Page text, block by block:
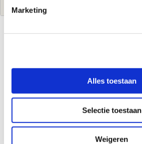
Marketing
Alles toestaan
Selectie toestaan
Weigeren
Merk
Etherma
39655
EAN-Code
Product soort
Infraroodpaneel
LAVA GLAS 2.0
Hoogte
1600 mm